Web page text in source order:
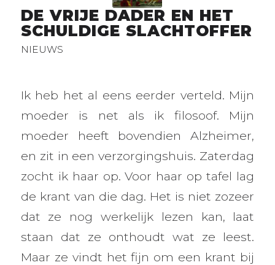
DE VRIJE DADER EN HET
SCHULDIGE SLACHTOFFER
NIEUWS
Ik heb het al eens eerder verteld. Mijn
moeder is net als ik filosoof. Mijn
moeder heeft bovendien Alzheimer,
en zit in een verzorgingshuis. Zaterdag
zocht ik haar op. Voor haar op tafel lag
de krant van die dag. Het is niet zozeer
dat ze nog werkelijk lezen kan, laat
staan dat ze onthoudt wat ze leest.
Maar ze vindt het fijn om een krant bij